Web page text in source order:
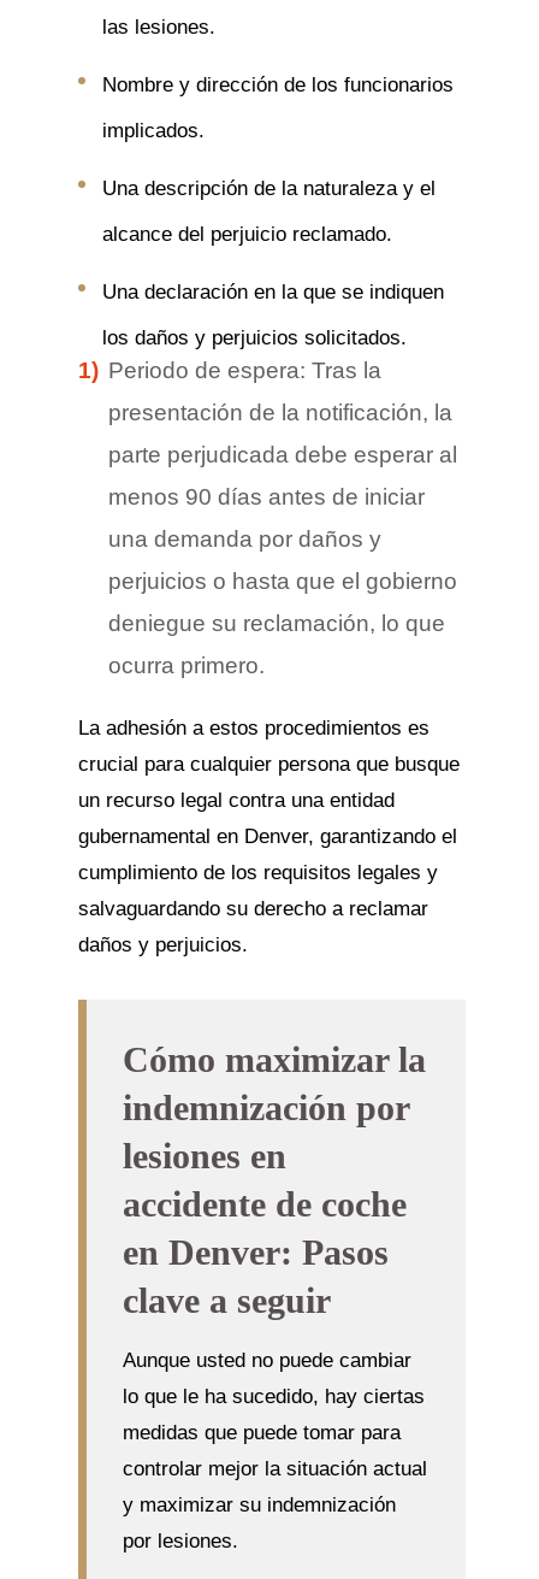
las lesiones.
Nombre y dirección de los funcionarios
implicados.
Una descripción de la naturaleza y el
alcance del perjuicio reclamado.
Una declaración en la que se indiquen
los daños y perjuicios solicitados.
Periodo de espera: Tras la
presentación de la notificación, la
parte perjudicada debe esperar al
menos 90 días antes de iniciar
una demanda por daños y
perjuicios o hasta que el gobierno
deniegue su reclamación, lo que
ocurra primero.
La adhesión a estos procedimientos es
crucial para cualquier persona que busque
un recurso legal contra una entidad
gubernamental en Denver, garantizando el
cumplimiento de los requisitos legales y
salvaguardando su derecho a reclamar
daños y perjuicios.
Cómo maximizar la
indemnización por
lesiones en
accidente de coche
en Denver: Pasos
clave a seguir
Aunque usted no puede cambiar
lo que le ha sucedido, hay ciertas
medidas que puede tomar para
controlar mejor la situación actual
y maximizar su indemnización
por lesiones.